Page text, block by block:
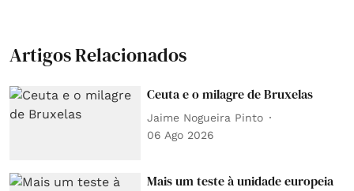
Artigos Relacionados
Ceuta e o milagre de Bruxelas
Jaime Nogueira Pinto
06 Ago 2026
Mais um teste à unidade europeia